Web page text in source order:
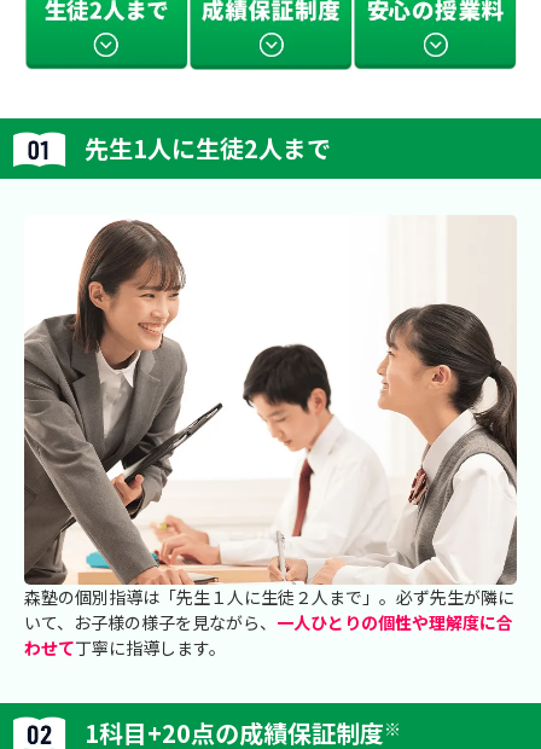
先生1人に生徒2人まで
森塾の個別指導は「先生１人に生徒２人まで」。必ず先生が隣に
いて、お子様の様子を見ながら、 一人ひとりの個性や理解度に合
わせて丁寧に指導します。
1科目+20点の成績保証制度※